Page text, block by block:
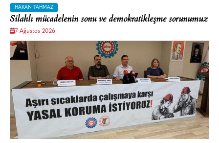
HAKAN TAHMAZ
Silahlı mücadelenin sonu ve demokratikleşme sorunumuz
7 Ağustos 2026